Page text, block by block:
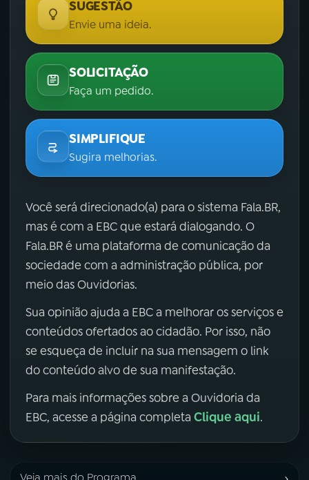
SUGESTÃO
Envie uma ideia.
SOLICITAÇÃO
Faça um pedido.
SIMPLIFIQUE
Sugira melhorias.
Você será direcionado(a) para o sistema Fala.BR,
mas é com a EBC que estará dialogando. O
Fala.BR é uma plataforma de comunicação da
sociedade com a administração pública, por
meio das Ouvidorias.
Sua opinião ajuda a EBC a melhorar os serviços e
conteúdos ofertados ao cidadão. Por isso, não
se esqueça de incluir na sua mensagem o link
do conteúdo alvo de sua manifestação.
Para mais informações sobre a Ouvidoria da
EBC, acesse a página completa Clique aqui.